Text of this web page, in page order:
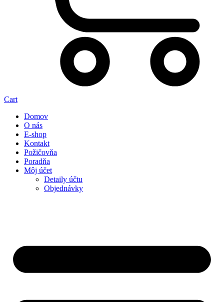
Cart
Domov
O nás
E-shop
Kontakt
Požičovňa
Poradňa
Môj účet
Detaily účtu
Objednávky